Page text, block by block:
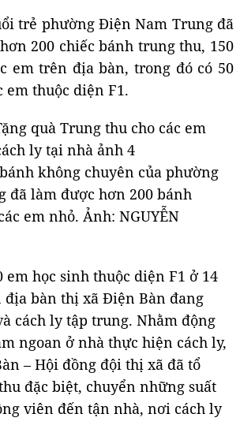
trẻ phường Điện Nam Trung đã
200 chiếc bánh trung thu, 150
em trên địa bàn, trong đó có 50
em thuộc diện F1.
không chuyên của phường
đã làm được hơn 200 bánh
em nhỏ. Ảnh: NGUYỄN
em học sinh thuộc diện F1 ở 14
bàn thị xã Điện Bàn đang
cách ly tập trung. Nhằm động
ngoan ở nhà thực hiện cách ly,
– Hội đồng đội thị xã đã tổ
đặc biệt, chuyển những suất
viên đến tận nhà, nơi cách ly